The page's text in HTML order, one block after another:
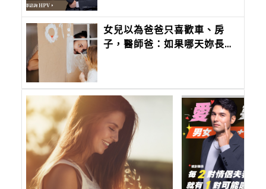
女兒以為爸爸只喜歡車、房
子，醫師爸：如果哪天妳長大
「妳。」